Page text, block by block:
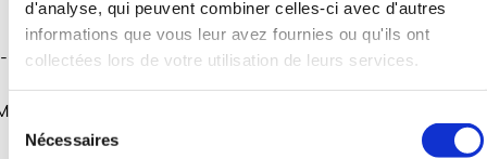
d'analyse, qui peuvent combiner celles-ci avec d'autres
informations que vous leur avez fournies ou qu'ils ont
collectées lors de votre utilisation de leurs services.
Sélection
Nécessaires
- Cellules de refroidissement et de congélation rapide,
- Matériel de surgélation destiné aux plats cuisinés, traiteur,
de fermentation pour boulanger, pâtissier,